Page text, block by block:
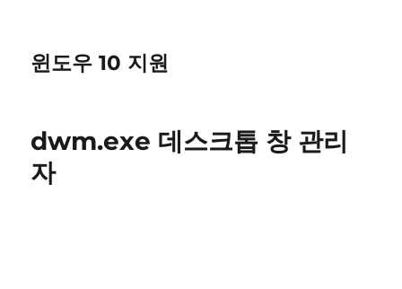
윈도우 10 지원
dwm.exe 데스크톱 창 관리
자